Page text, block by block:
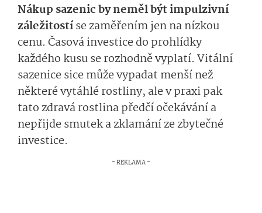
Nákup sazenic by neměl být impulzivní
záležitostíse zaměřením jen na nízkou
cenu. Časová investice do prohlídky
každého kusu se rozhodně vyplatí. Vitální
sazenice sice může vypadat menší než
některé vytáhlé rostliny, ale v praxi pak
tato zdravá rostlina předčí očekávání a
nepřijde smutek a zklamání ze zbytečné
investice.